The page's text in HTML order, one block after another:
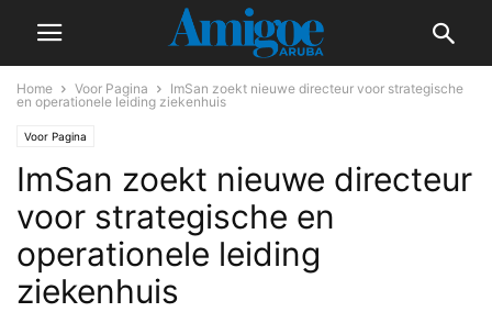
Home Voor Pagina
ImSan zoekt nieuwe directeur voor strategische
en operationele leiding ziekenhuis
Voor Pagina
ImSan zoekt nieuwe directeur
voor strategische en
operationele leiding
ziekenhuis